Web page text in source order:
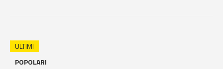
ULTIMI
POPOLARI